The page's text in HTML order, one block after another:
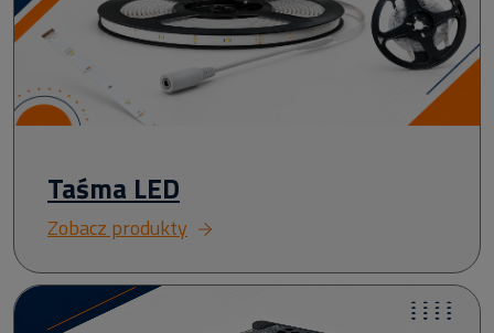
Taśma LED
Zobacz produkty